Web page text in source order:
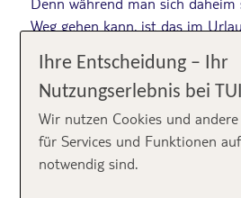
Weg gehen kann, ist das im
Stunden am Stück gemeinsam.
Urlaub für
TOP 10
Ihre Entscheidung – Ihr
Nutzungserlebnis bei
Wir nutzen Cookies und
für Services und Funktionen
notwendig sind.